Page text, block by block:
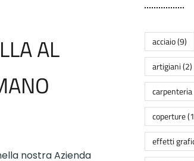
AL
nostra Azienda
acciaio(9)
artigiani(2)
coperture
effetti